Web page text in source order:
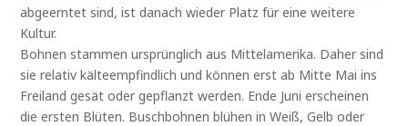
abgeerntet sind, ist danach wieder Platz für eine weitere
Kultur.
Bohnen stammen ursprünglich aus Mittelamerika. Daher sind
sie relativ kälteempfindlich und können erst ab Mitte Mai ins
Freiland gesät oder gepflanzt werden. Ende Juni erscheinen
die ersten Blüten. Buschbohnen blühen in Weiß, Gelb oder